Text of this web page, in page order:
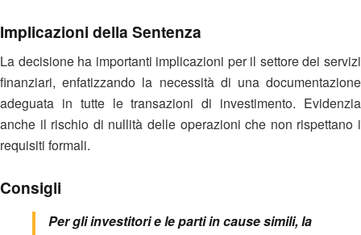
Implicazioni della Sentenza
La decisione ha importanti implicazioni per il settore dei servizi
finanziari, enfatizzando la necessità di una documentazione
adeguata in tutte le transazioni di investimento. Evidenzia
anche il rischio di nullità delle operazioni che non rispettano i
requisiti formali.
Consigli
Per gli investitori e le parti in cause simili, la